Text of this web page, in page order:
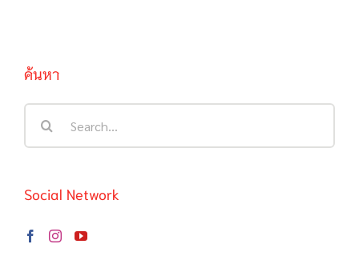
ค้นหา
Social Network